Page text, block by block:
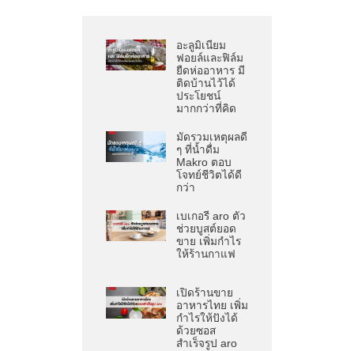
อะลูมิเนียม
ฟอยล์และฟิล์ม
ยืดห่ออาหาร มี
ติดบ้านไว้ได้
ประโยชน์
มากกว่าที่คิด
มัดรวมเหตุผลดี
ๆ ที่น้ำดื่ม
Makro ตอบ
โจทย์ชีวิตได้ดี
กว่า
เบเกอรี aro ตัว
ช่วยบูสต์ยอด
ขาย เพิ่มกำไร
ให้ร้านกาแฟ
เปิดร้านขาย
อาหารไทย เพิ่ม
กำไรให้ปังได้
ด้วยซอส
สำเร็จรูป aro